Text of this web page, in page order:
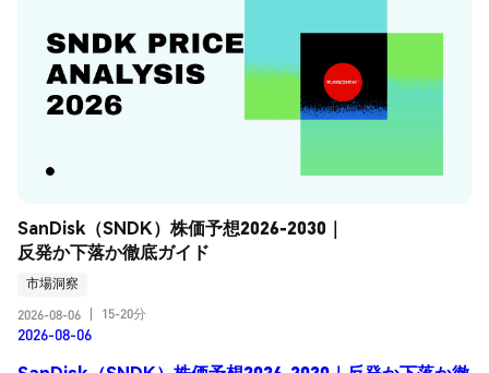
SanDisk（SNDK）株価予想2026-2030｜
反発か下落か徹底ガイド
市場洞察
2026-08-06
15-20分
2026-08-06